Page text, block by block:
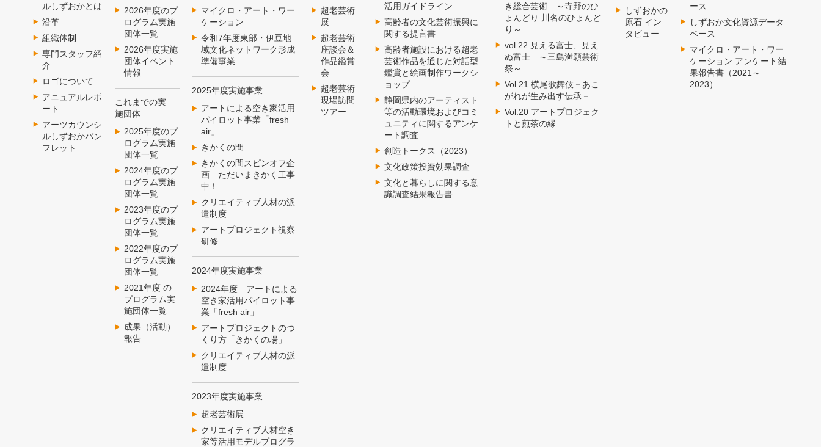
ルしずおかとは
沿革
組織体制
専門スタッフ紹
介
ロゴについて
アニュアルレポ
ート
アーツカウンシ
ルしずおかパン
フレット
2026年度のプ
ログラム実施
団体一覧
2026年度実施
団体イベント
情報
これまでの実
施団体
2025年度のプ
ログラム実施
団体一覧
2024年度のプ
ログラム実施
団体一覧
2023年度のプ
ログラム実施
団体一覧
2022年度のプ
ログラム実施
団体一覧
2021年度 の
プログラム実
施団体一覧
成果（活動）
報告
マイクロ・アート・ワー
ケーション
令和7年度東部・伊豆地
域文化ネットワーク形成
準備事業
2025年度実施事業
アートによる空き家活用
パイロット事業「fresh
air」
きかくの間
きかくの間スピンオフ企
画 ただいまきかく工事
中！
クリエイティブ人材の派
遣制度
アートプロジェクト視察
研修
2024年度実施事業
2024年度 アートによる
空き家活用パイロット事
業「fresh air」
アートプロジェクトのつ
くり方「きかくの場」
クリエイティブ人材の派
遣制度
2023年度実施事業
超老芸術展
クリエイティブ人材空き
家等活用モデルプログラ
超老芸術
展
超老芸術
座談会＆
作品鑑賞
会
超老芸術
現場訪問
ツアー
活用ガイドライン
高齢者の文化芸術振興に
関する提言書
高齢者施設における超老
芸術作品を通じた対話型
鑑賞と絵画制作ワークシ
ョップ
静岡県内のアーティスト
等の活動環境およびコミ
ュニティに関するアンケ
ート調査
創造トークス（2023）
文化政策投資効果調査
文化と暮らしに関する意
識調査結果報告書
き総合芸術 ～寺野のひ
ょんどり 川名のひょんど
り～
vol.22 見える富士、見え
ぬ富士 ～三島満願芸術
祭～
Vol.21 横尾歌舞伎－あこ
がれが生み出す伝承－
Vol.20 アートプロジェク
トと煎茶の縁
しずおかの
原石 イン
タビュー
ース
しずおか文化資源データ
ベース
マイクロ・アート・ワー
ケーション アンケート結
果報告書（2021～
2023）